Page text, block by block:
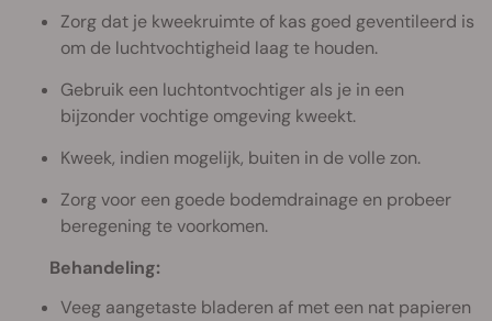
Zorg dat je kweekruimte of kas goed geventileerd is
om de luchtvochtigheid laag te houden.
Gebruik een luchtontvochtiger als je in een
bijzonder vochtige omgeving kweekt.
Kweek, indien mogelijk, buiten in de volle zon.
Zorg voor een goede bodemdrainage en probeer
beregening te voorkomen.
Behandeling:
Veeg aangetaste bladeren af met een nat papieren